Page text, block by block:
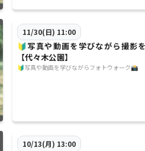
11/30(日) 11:00
🔰写真や動画を学びながら撮影
【代々木公園】
🔰写真や動画を学びながらフォトウォーク📸
10/13(月) 13:00